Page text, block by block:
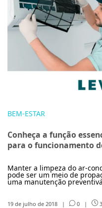
BEM-ESTAR
Conheça a função
para o funcionamento
Manter a limpeza do ar-
pode ser um meio de
uma manutenção
19 de julho de 2018 | 0 |